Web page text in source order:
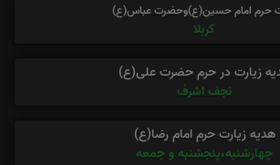
حرم امام حسین(ع)وحضرت عباس(ع)
کربلا
زیارت در حرم حضرت علی(ع)
نجف اشرف
هدیه زیارت حرم امام رضا(ع)
چهارشنبه،پنجشنبه و جمعه